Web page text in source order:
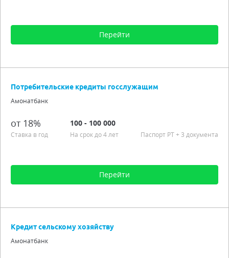
Перейти
Процентная ставка от 18,00%
Аннуитетные платежи
Гражданство РТ
Подробно
Потребительские кредиты госслужащим
Амонатбанк
от 18%
Ставка в год
100 - 100 000
На срок до 4 лет Паспорт РT+ 3 документа
Перейти
Процентная ставка от 18,00%
Подробно
Кредит сельскому хозяйству
Амонатбанк